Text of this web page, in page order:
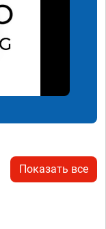
Показать все